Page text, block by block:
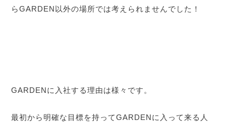
らGARDEN以外の場所では考えられませんでした！
GARDENに入社する理由は様々です。
最初から明確な目標を持ってGARDENに入って来る人